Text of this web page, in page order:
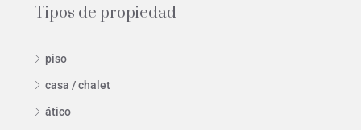
Tipos de propiedad
piso
casa / chalet
ático